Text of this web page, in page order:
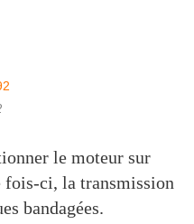
le moteur sur
fois-ci, la transmission
bandagées.